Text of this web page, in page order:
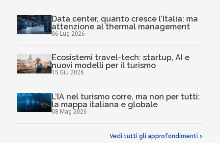
Data center, quanto cresce l’Italia: ma
attenzione al thermal management
06 Lug 2026
Ecosistemi travel-tech: startup, AI e
nuovi modelli per il turismo
15 Giu 2026
L’IA nel turismo corre, ma non per tutti:
la mappa italiana e globale
08 Mag 2026
Vedi tutti gli approfondimenti >